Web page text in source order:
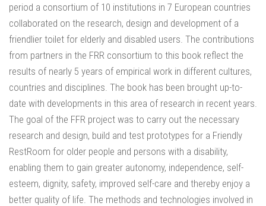
period a consortium of 10 institutions in 7 European countries
collaborated on the research, design and development of a
friendlier toilet for elderly and disabled users. The contributions
from partners in the FRR consortium to this book reflect the
results of nearly 5 years of empirical work in different cultures,
countries and disciplines. The book has been brought up-to-
date with developments in this area of research in recent years.
The goal of the FFR project was to carry out the necessary
research and design, build and test prototypes for a Friendly
RestRoom for older people and persons with a disability,
enabling them to gain greater autonomy, independence, self-
esteem, dignity, safety, improved self-care and thereby enjoy a
better quality of life. The methods and technologies involved in